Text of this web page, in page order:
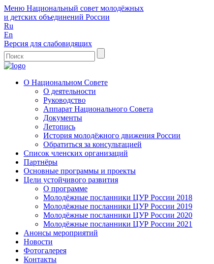
Меню Национальный совет молодёжных
и детских объединений России
Ru
En
Версия для слабовидящих
О Национальном Совете
О деятельности
Руководство
Аппарат Национального Совета
Документы
Летопись
История молодёжного движения России
Обратиться за консультацией
Список членских организаций
Партнёры
Основные программы и проекты
Цели устойчивого развития
О программе
Молодёжные посланники ЦУР России 2018
Молодёжные посланники ЦУР России 2019
Молодёжные посланники ЦУР России 2020
Молодёжные посланники ЦУР России 2021
Анонсы мероприятий
Новости
Фотогалерея
Контакты